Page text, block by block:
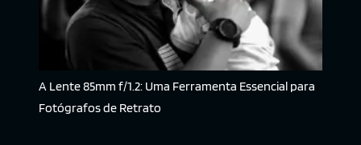
A Lente 85mm f/1.2: Uma Ferramenta Essencial para
Fotógrafos de Retrato